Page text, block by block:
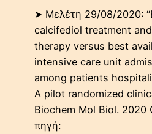
➤ Μελέτη 29/08/2020:
calcifediol treatment
therapy versus best
intensive care unit
among patients
A pilot randomized
Biochem Mol Biol. 2020
πηγή: